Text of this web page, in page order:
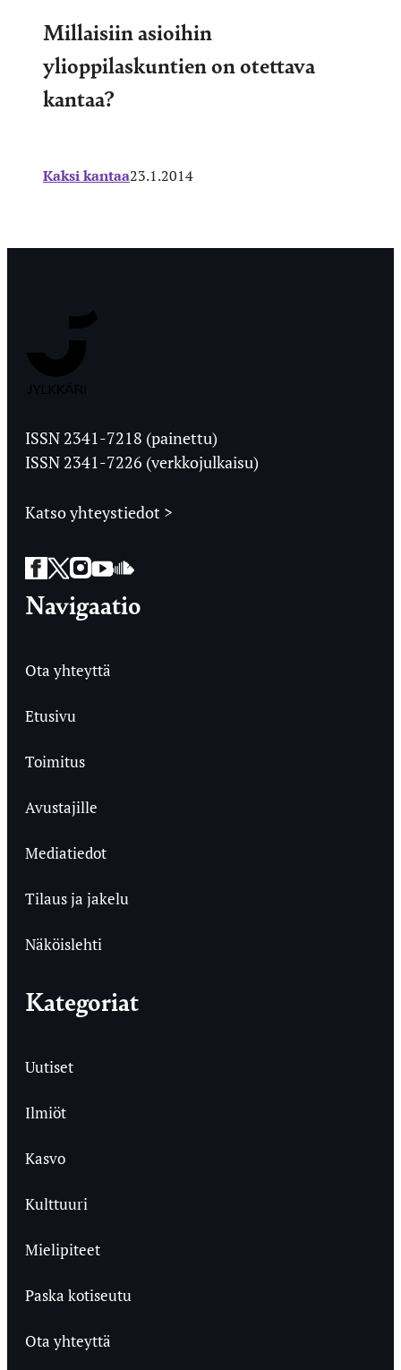
Millaisiin asioihin
ylioppilaskuntien on otettava
kantaa?
Kaksi kantaa23.1.2014
Ylioppilaslehti
ISSN 2341-7218 (painettu)
ISSN 2341-7226 (verkkojulkaisu)
Katso yhteystiedot >
Facebook
Twitter
Instagram
YouTube
SoundCloud
Navigaatio
Ota yhteyttä
Etusivu
Toimitus
Avustajille
Mediatiedot
Tilaus ja jakelu
Näköislehti
Kategoriat
Uutiset
Ilmiöt
Kasvo
Kulttuuri
Mielipiteet
Paska kotiseutu
Ota yhteyttä